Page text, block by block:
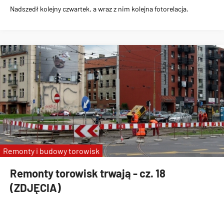
Nadszedł kolejny czwartek, a wraz z nim kolejna fotorelacja.
Remonty torowisk trwają - cz. 18
(ZDJĘCIA)
Remonty i budowy torowisk